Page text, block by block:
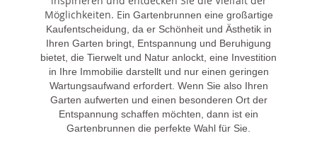
Möglichkeiten. Ein Gartenbrunnen eine großartige
Kaufentscheidung, da er Schönheit und Ästhetik in
Ihren Garten bringt, Entspannung und Beruhigung
bietet, die Tierwelt und Natur anlockt, eine Investition
in Ihre Immobilie darstellt und nur einen geringen
Wartungsaufwand erfordert. Wenn Sie also Ihren
Garten aufwerten und einen besonderen Ort der
Entspannung schaffen möchten, dann ist ein
Gartenbrunnen die perfekte Wahl für Sie.